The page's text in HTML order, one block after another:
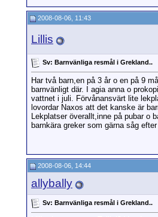
2008-08-06, 11:43
Lillis
Sv: Barnvänliga resmål i Grekland..
Har två barn,en på 3 år o en på 9
barnvänligt där. I agia anna o
vattnet i juli. Förvånansvärt lite
lovordar Naxos att det kanske är
Lekplatser överallt,inne på pubar o
barnkära greker som gärna såg
2008-08-06, 14:44
allybally
Sv: Barnvänliga resmål i Grekland..